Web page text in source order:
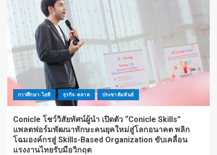
การศึกษา-ไอที ธุรกิจ-ตลาด ประชาสัมพันธ์
Conicle โชว์วิสัยทัศน์ผู้นำ เปิดตัว “Conicle Skills”
แพลตฟอร์มพัฒนาทักษะคนยุคใหม่สู่โลกอนาคต พลิก
โฉมองค์กรสู่ Skills-Based Organization ขับเคลื่อน
แรงงานไทยรับมือวิกฤต